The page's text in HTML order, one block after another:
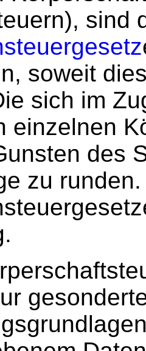
sind
soweit
sich im
einzelnen
des
zu